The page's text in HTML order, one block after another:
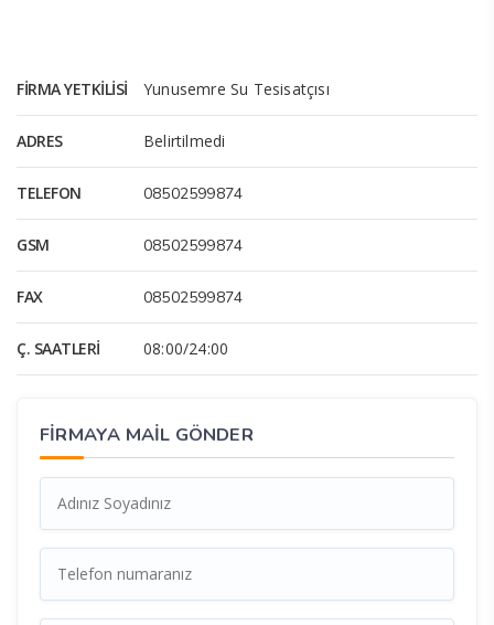
FIRMA YETKILISI Yunusemre Su Tesisatçısı
ADRES Belirtilmedi
TELEFON 08502599874
GSM 08502599874
FAX 08502599874
Ç. SAATLERI 08:00/24:00
FİRMAYA MAİL GÖNDER